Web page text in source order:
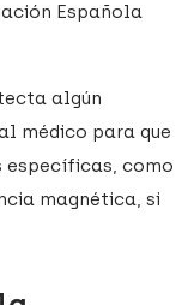
Española
algún
médico para que
específicas, como
magnética, si